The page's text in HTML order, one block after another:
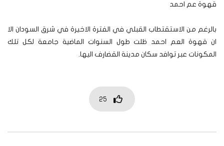
الطبيب قبل الولادة
قهوة عم احمد
بالرغم من الاستقتطاب القبلي في الفترة الاخيرة في شرق السودان الا
ان قهوة العم احمد ظلت طول السنوات الماضية جامعة لكل تلك
المكونات عبر توافد سكان مدينة القضارف اليها.
25